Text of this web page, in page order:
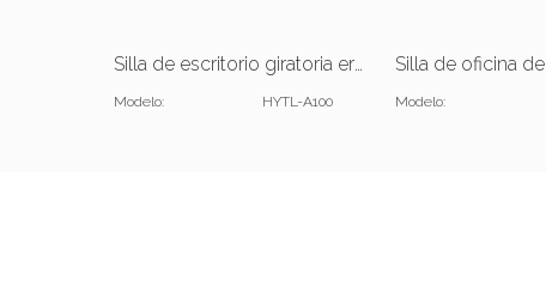
Silla de escritorio giratoria ergonómica y ajustable con reposacabezas
Modelo: HYTL-A100 Modelo: